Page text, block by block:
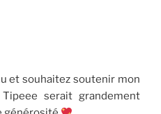
et souhaitez soutenir mon
serait grandement